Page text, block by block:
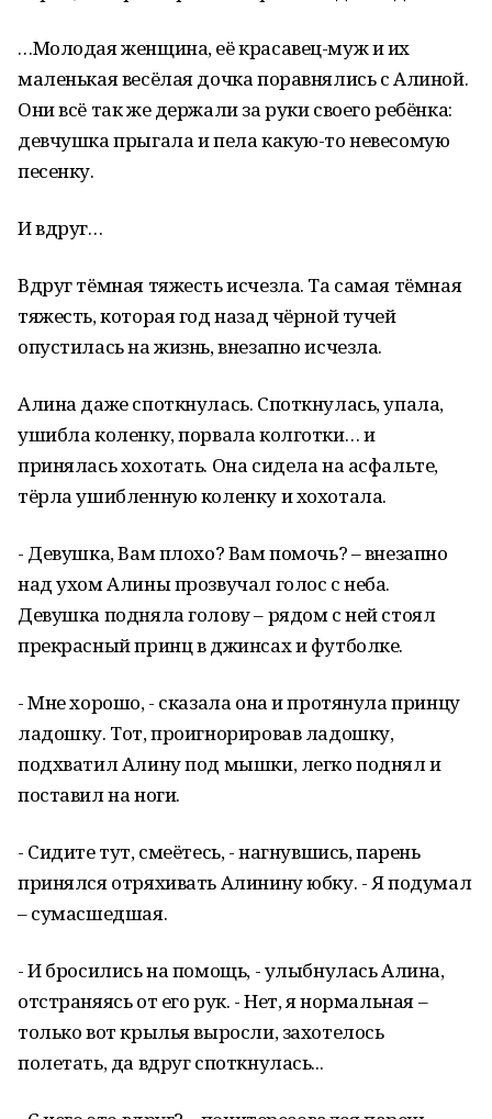
…Молодая женщина, её красавец-муж и их
маленькая весёлая дочка поравнялись с Алиной.
Они всё так же держали за руки своего ребёнка:
девчушка прыгала и пела какую-то невесомую
песенку.
И вдруг…
Вдруг тёмная тяжесть исчезла. Та самая тёмная
тяжесть, которая год назад чёрной тучей
опустилась на жизнь, внезапно исчезла.
Алина даже споткнулась. Споткнулась, упала,
ушибла коленку, порвала колготки… и
принялась хохотать. Она сидела на асфальте,
тёрла ушибленную коленку и хохотала.
- Девушка, Вам плохо? Вам помочь? – внезапно
над ухом Алины прозвучал голос с неба.
Девушка подняла голову – рядом с ней стоял
прекрасный принц в джинсах и футболке.
- Мне хорошо, - сказала она и протянула принцу
ладошку. Тот, проигнорировав ладошку,
подхватил Алину под мышки, легко поднял и
поставил на ноги.
- Сидите тут, смеётесь, - нагнувшись, парень
принялся отряхивать Алинину юбку. - Я подумал
– сумасшедшая.
- И бросились на помощь, - улыбнулась Алина,
отстраняясь от его рук. - Нет, я нормальная –
только вот крылья выросли, захотелось
полетать, да вдруг споткнулась...